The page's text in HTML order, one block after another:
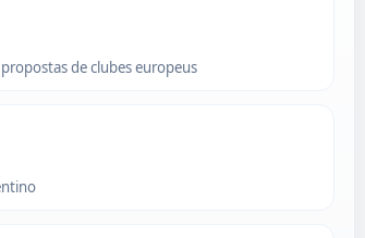
de clubes europeus